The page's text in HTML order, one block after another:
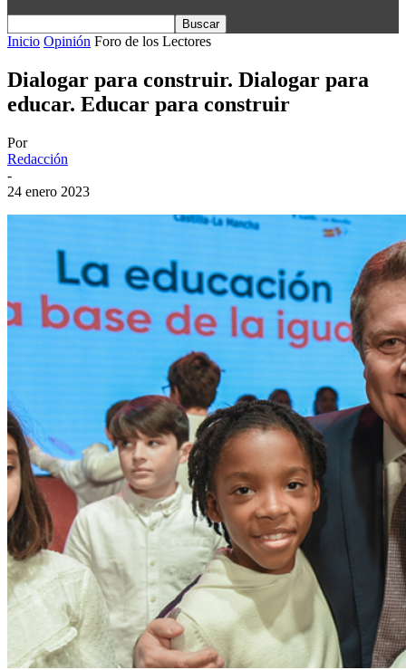
Inicio Opinión Foro de los Lectores
Dialogar para construir. Dialogar para
educar. Educar para construir
Por
Redacción
-
24 enero 2023